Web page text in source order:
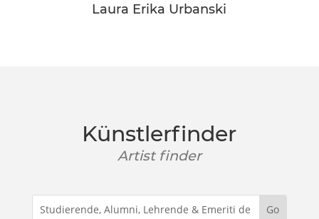
Laura Erika Urbanski
Künstlerfinder
Artist finder